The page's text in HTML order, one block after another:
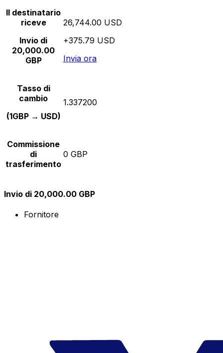
Il destinatario
riceve
Invio di
20,000.00
GBP
26,744.00 USD
+375.79 USD
Invia ora
Tasso di
cambio
(1GBP → USD)
1.337200
Commissione
di
trasferimento
0 GBP
Invio di 20,000.00 GBP
Fornitore